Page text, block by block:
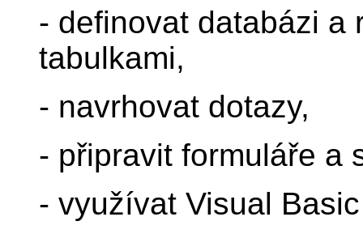
- definovat databázi a
tabulkami,
- navrhovat dotazy,
- připravit formuláře a
- využívat Visual